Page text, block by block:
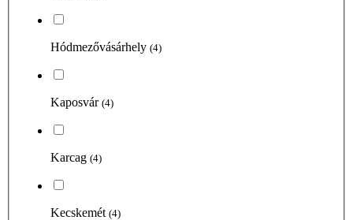
Hódmezővásárhely (4)
Kaposvár (4)
Karcag (4)
Kecskemét (4)